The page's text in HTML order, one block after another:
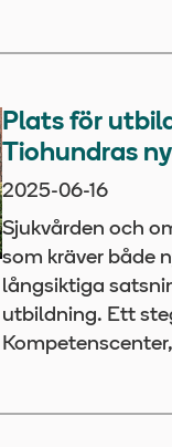
Plats för
Tiohundras
2025-06-16
Sjukvården och
som kräver både
långsiktiga
utbildning. Ett